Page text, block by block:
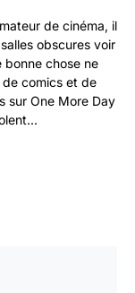
de cinéma, il
obscures voir
bonne chose ne
comics et de
sur One More Day